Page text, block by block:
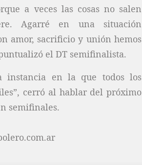
a veces las cosas no salen
Agarré en una situación
amor, sacrificio y unión hemos
el DT semifinalista.
instancia en la que todos los
cerró al hablar del próximo
semifinales.